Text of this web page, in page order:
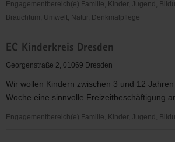
Engagementbereich(e) Familie, Kinder, Jugend,
Brauchtum, Umwelt, Natur, Denkmalpflege
e.V.
EC Kinderkreis Dresden
Georgenstraße 2, 01069 Dresden
Wir wollen Kindern zwischen 3 und 12
Woche eine sinnvolle Freizeitbeschäftigung
Engagementbereich(e) Familie, Kinder, Jugend,